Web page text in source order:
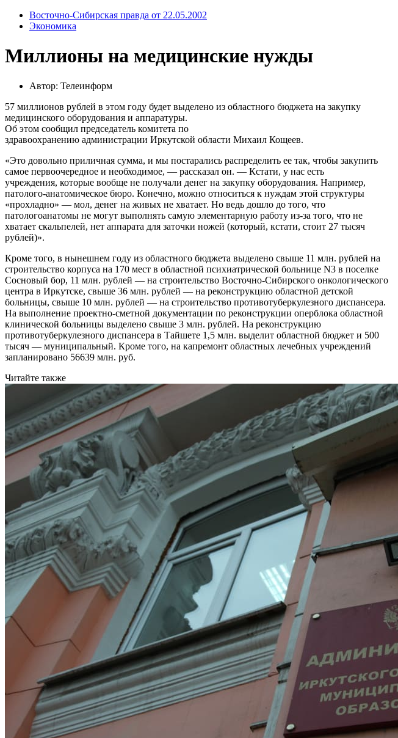
Восточно-Сибирская правда от 22.05.2002
Экономика
Миллионы на медицинские нужды
Автор: Телеинформ
57 миллионов рублей в этом году будет выделено из областного бюджета на закупку
медицинского оборудования и аппаратуры.
Об этом сообщил председатель комитета по
здравоохранению администрации Иркутской области Михаил Кощеев.
«Это довольно приличная сумма, и мы постарались распределить ее так, чтобы закупить
самое первоочередное и необходимое, — рассказал он. — Кстати, у нас есть
учреждения, которые вообще не получали денег на закупку оборудования. Например,
патолого-анатомическое бюро. Конечно, можно относиться к нуждам этой структуры
«прохладно» — мол, денег на живых не хватает. Но ведь дошло до того, что
патологоанатомы не могут выполнять самую элементарную работу из-за того, что не
хватает скальпелей, нет аппарата для заточки ножей (который, кстати, стоит 27 тысяч
рублей)».
Кроме того, в нынешнем году из областного бюджета выделено свыше 11 млн. рублей на
строительство корпуса на 170 мест в областной психиатрической больнице N3 в поселке
Сосновый бор, 11 млн. рублей — на строительство Восточно-Сибирского онкологического
центра в Иркутске, свыше 36 млн. рублей — на реконструкцию областной детской
больницы, свыше 10 млн. рублей — на строительство противотуберкулезного диспансера.
На выполнение проектно-сметной документации по реконструкции оперблока областной
клинической больницы выделено свыше 3 млн. рублей. На реконструкцию
противотуберкулезного диспансера в Тайшете 1,5 млн. выделит областной бюджет и 500
тысяч — муниципальный. Кроме того, на капремонт областных лечебных учреждений
запланировано 56639 млн. руб.
Читайте также